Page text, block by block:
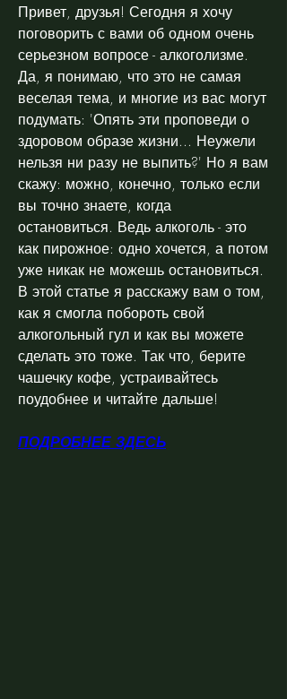
Привет, друзья! Сегодня я хочу
поговорить с вами об одном очень
серьезном вопросе - алкоголизме.
Да, я понимаю, что это не самая
веселая тема, и многие из вас могут
подумать: 'Опять эти проповеди о
здоровом образе жизни... Неужели
нельзя ни разу не выпить?' Но я вам
скажу: можно, конечно, только если
вы точно знаете, когда
остановиться. Ведь алкоголь - это
как пирожное: одно хочется, а потом
уже никак не можешь остановиться.
В этой статье я расскажу вам о том,
как я смогла побороть свой
алкогольный гул и как вы можете
сделать это тоже. Так что, берите
чашечку кофе, устраивайтесь
поудобнее и читайте дальше!
ПОДРОБНЕЕ ЗДЕСЬ